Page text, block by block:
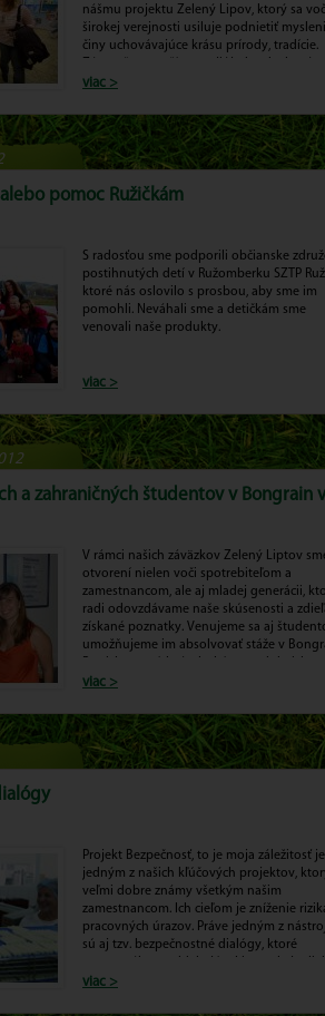
nášmu projektu Zelený Lipov, ktorý sa
širokej verejnosti usiluje podnietiť
činy uchovávajúce krásu prírody, tradície.
Zároveň sa snaží prepojiť jednoduchosť
s trendmi a využiť ich v prospech
viac >
pomoc Ružičkám
S radosťou sme podporili občianske
postihnutých detí v Ružomberku SZTP
ktoré nás oslovilo s prosbou, aby sme im
pomohli. Neváhali sme a detičkám sme
venovali naše produkty.
viac >
a zahraničných študentov v Bongrain v
V rámci našich záväzkov Zelený Liptov
otvorení nielen voči spotrebiteľom a
zamestnancom, ale aj mladej generácii,
radi odovzdávame naše skúsenosti a
získané poznatky. Venujeme sa aj
umožňujeme im absolvovať stáže v
Bratislave a získať tak skúsenosti do ich
budúceho profesionálneho života.
viac >
Projekt Bezpečnosť, to je moja záležitosť je
jedným z našich kľúčových projektov,
veľmi dobre známy všetkým našim
zamestnancom. Ich cieľom je zníženie
pracovných úrazov. Práve jedným z
sú aj tzv. bezpečnostné dialógy, ktoré
momentálne prebiehajú v Liptovskej
viac >